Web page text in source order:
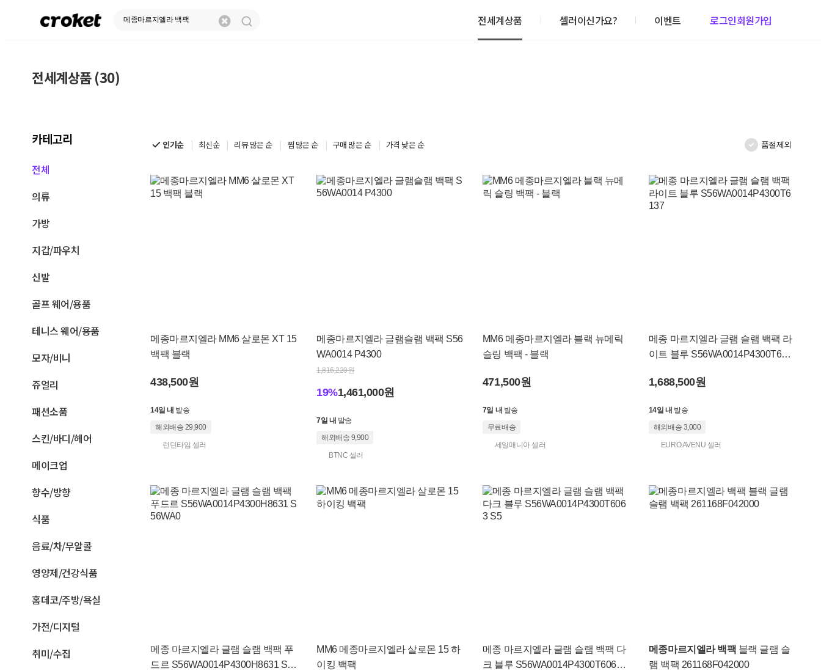
전세계상품 셀러이신가요? 이벤트 로그인회원가입
전세계상품 (30)
카테고리
전체
의류
가방
지갑/파우치
신발
골프 웨어/용품
테니스 웨어/용품
모자/비니
쥬얼리
패션소품
스킨/바디/헤어
메이크업
향수/방향
식품
음료/차/무알콜
영양제/건강식품
홈데코/주방/욕실
가전/디지털
취미/수집
인기순 최신순 리뷰 많은 순 찜 많은 순 구매 많은 순 가격 낮은 순 품절제외
메종마르지엘라 MM6 살로몬 XT 15
백팩 블랙
438,500원
14일 내 발송
해외배송 29,900
런던타임 셀러
메종마르지엘라 글램슬램 백팩 S56
WA0014 P4300
1,816,220원
19%1,461,000원
7일 내 발송
해외배송 9,900
BTNC 셀러
MM6 메종마르지엘라 블랙 뉴메릭
슬링 백팩 - 블랙
471,500원
7일 내 발송
무료배송
세일매니아 셀러
메종 마르지엘라 글램 슬램 백팩 라
이트 블루 S56WA0014P4300T613
1,688,500원
14일 내 발송
해외배송 3,000
EURO AVENU 셀러
메종 마르지엘라 글램 슬램 백팩 푸
드르 S56WA0014P4300H8631 S5
MM6 메종마르지엘라 살로몬 15 하
이킹 백팩
메종 마르지엘라 글램 슬램 백팩 다
크 블루 S56WA0014P4300T6063
메종마르지엘라 백팩 블랙 글램 슬
램 백팩 261168F042000